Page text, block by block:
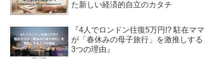
た新しい経済的自立のカタチ
『4人でロンドン往復5万円!? 駐在ママ
が「春休みの母子旅行」を激推しする
3つの理由』